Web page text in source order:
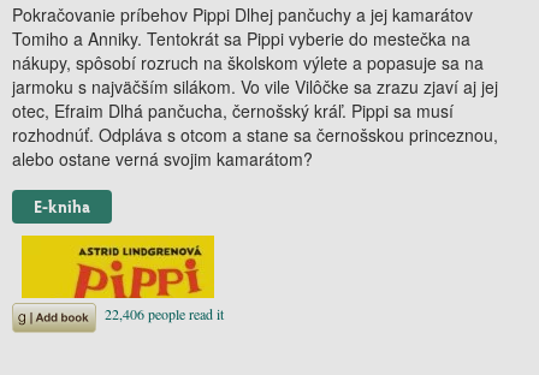
Pokračovanie príbehov Pippi Dlhej pančuchy a jej kamarátov
Tomiho a Anniky. Tentokrát sa Pippi vyberie do mestečka na
nákupy, spôsobí rozruch na školskom výlete a popasuje sa na
jarmoku s najväčším silákom. Vo vile Vilôčke sa zrazu zjaví aj jej
otec, Efraim Dlhá pančucha, černošský kráľ. Pippi sa musí
rozhodnúť. Odpláva s otcom a stane sa černošskou princeznou,
alebo ostane verná svojim kamarátom?
E-kniha